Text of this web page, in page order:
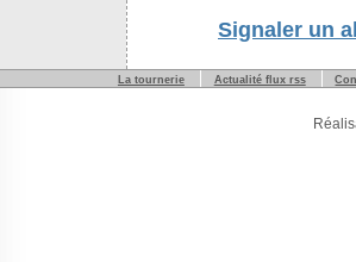
Signaler un
La tournerie Actualité flux rss